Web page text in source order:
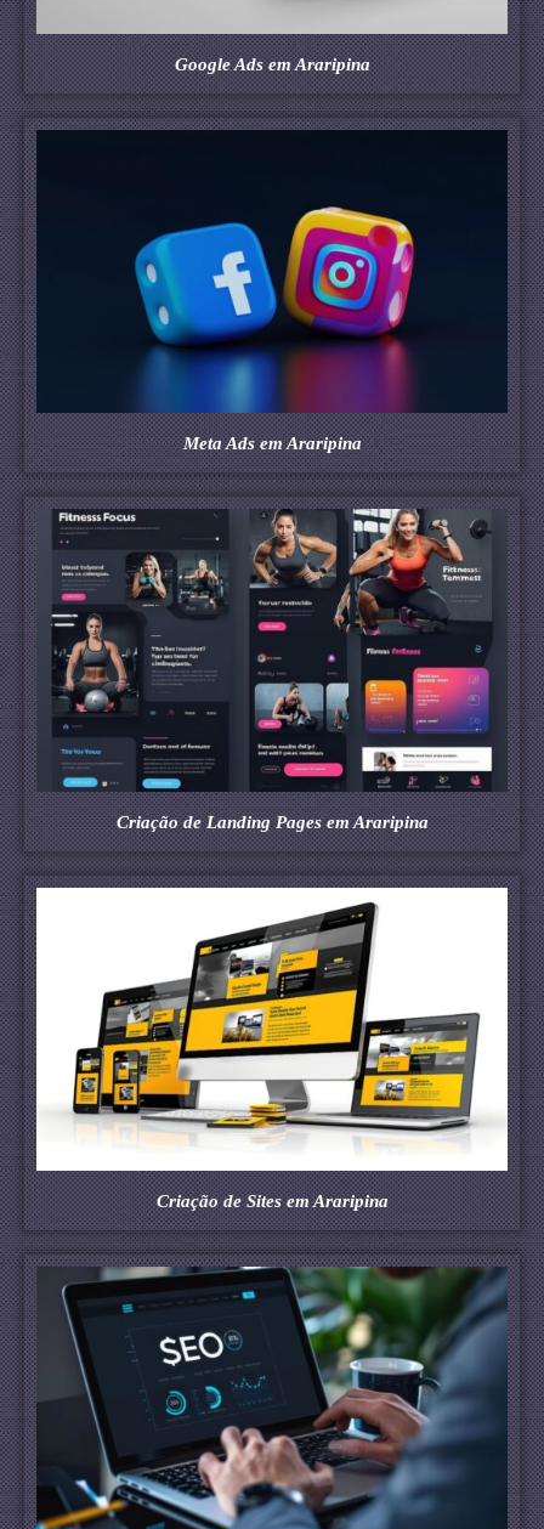
Google Ads em Araripina
Meta Ads em Araripina
Criação de Landing Pages em Araripina
Criação de Sites em Araripina